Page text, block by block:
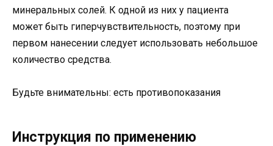
минеральных солей. К одной из них у пациента
может быть гиперчувствительность, поэтому при
первом нанесении следует использовать небольшое
количество средства.
Будьте внимательны: есть противопоказания
Инструкция по применению